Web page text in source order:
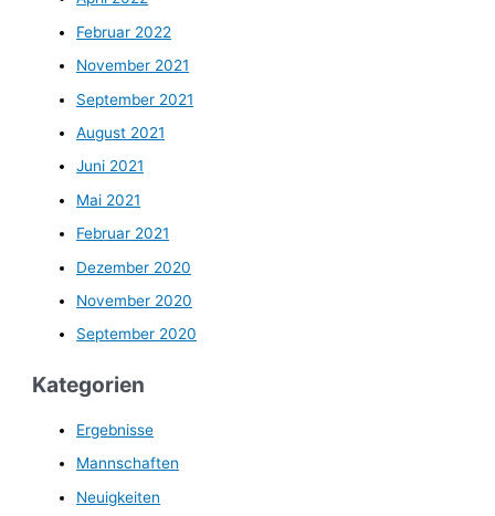
Februar 2022
November 2021
September 2021
August 2021
Juni 2021
Mai 2021
Februar 2021
Dezember 2020
November 2020
September 2020
Kategorien
Ergebnisse
Mannschaften
Neuigkeiten